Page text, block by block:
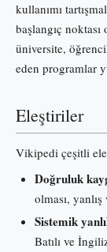
kullanımı
başlangıç
üniversite,
eden programlar
Eleştiriler
Vikipedi çeşitli
Doğruluk
olması,
Sistemik
Batılı ve